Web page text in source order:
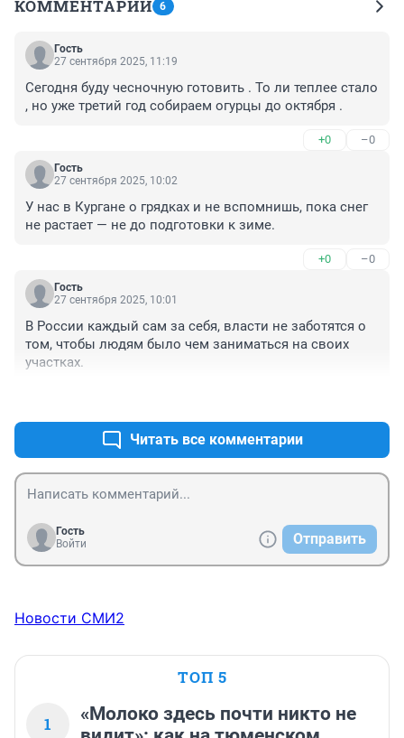
КОММЕНТАРИИ 6
Гость
27 сентября 2025, 11:19
Сегодня буду чесночную готовить . То ли теплее стало
, но уже третий год собираем огурцы до октября .
+0 –0
Гость
27 сентября 2025, 10:02
У нас в Кургане о грядках и не вспомнишь, пока снег
не растает — не до подготовки к зиме.
+0 –0
Гость
27 сентября 2025, 10:01
В России каждый сам за себя, власти не заботятся о
том, чтобы людям было чем заниматься на своих
участках.
Читать все комментарии
Гость
Войти
Отправить
Новости СМИ2
ТОП 5
1
«Молоко здесь почти никто не